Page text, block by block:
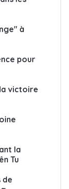
à
pour
victoire
la
Tu
de